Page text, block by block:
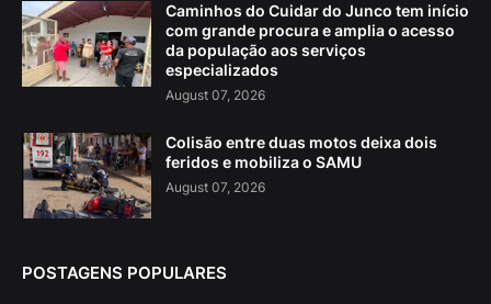
Caminhos do Cuidar do Junco tem início
com grande procura e amplia o acesso
da população aos serviços
especializados
August 07, 2026
Colisão entre duas motos deixa dois
feridos e mobiliza o SAMU
August 07, 2026
POSTAGENS POPULARES